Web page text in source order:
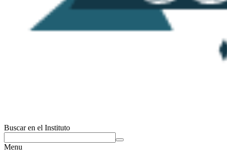
Buscar en el Instituto
Menu